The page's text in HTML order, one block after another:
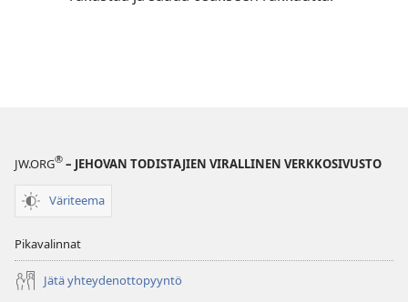
JW.ORG® – JEHOVAN TODISTAJIEN VIRALLINEN VERKKOSIVUSTO
Väriteema
Pikavalinnat
Jätä yhteydenottopyyntö